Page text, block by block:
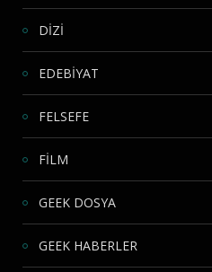
DİZİ
EDEBİYAT
FELSEFE
FİLM
GEEK DOSYA
GEEK HABERLER